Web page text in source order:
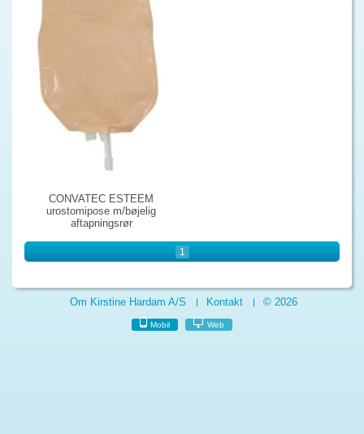
CONVATEC ESTEEM
urostomipose m/bøjelig
aftapningsrør
1
Om Kirstine Hardam A/S Kontakt © 2026
Mobil Web